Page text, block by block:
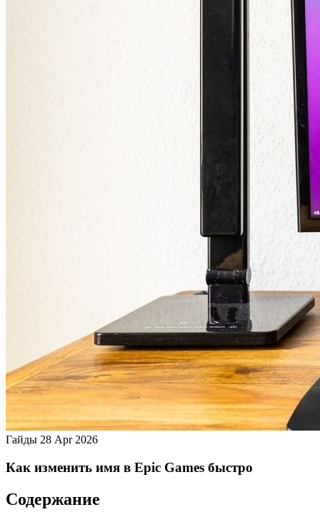
Гайды 28 Apr 2026
Как изменить имя в Epic Games быстро
Содержание